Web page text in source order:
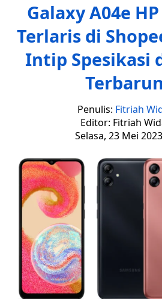
Galaxy A04e
Terlaris di
Intip Spesikasi
Penulis: Fitriah
Editor: Fitriah
Selasa, 23 Mei